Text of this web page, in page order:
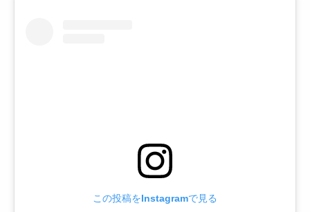
この投稿をInstagramで見る